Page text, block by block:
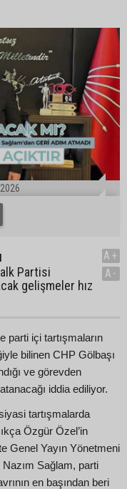
Partisi
gelişmeler hız
A+
A-
parti içi tartışmaların
bilinen CHP Gölbaşı
ve görevden
iddia ediliyor.
tartışmalarda
Özgür Özel’in
Genel Yayın Yönetmeni
Sağlam, parti
en başından beri